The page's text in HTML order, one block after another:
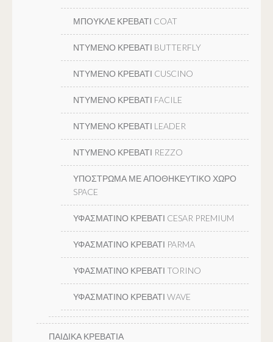
ΜΠΟΥΚΛΕ ΚΡΕΒΑΤΙ COAT
ΝΤΥΜΕΝΟ ΚΡΕΒΑΤΙ BUTTERFLY
ΝΤΥΜΕΝΟ ΚΡΕΒΑΤΙ CUSCINO
ΝΤΥΜΕΝΟ ΚΡΕΒΑΤΙ FACILE
ΝΤΥΜΕΝΟ ΚΡΕΒΑΤΙ LEADER
ΝΤΥΜΕΝΟ ΚΡΕΒΑΤΙ REZZO
ΥΠΟΣΤΡΩΜΑ ΜΕ ΑΠΟΘΗΚΕΥΤΙΚΟ ΧΩΡΟ
SPACE
ΥΦΑΣΜΑΤΙΝΟ ΚΡΕΒΑΤΙ CESAR PREMIUM
ΥΦΑΣΜΑΤΙΝΟ ΚΡΕΒΑΤΙ PARMA
ΥΦΑΣΜΑΤΙΝΟ ΚΡΕΒΑΤΙ TORINO
ΥΦΑΣΜΑΤΙΝΟ ΚΡΕΒΑΤΙ WAVE
ΠΑΙΔΙΚΑ ΚΡΕΒΑΤΙΑ